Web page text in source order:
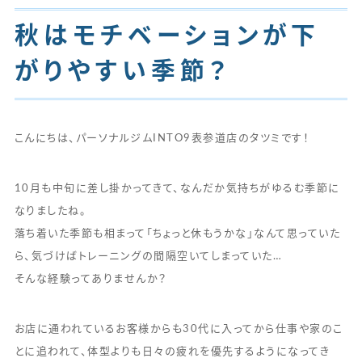
秋はモチベーションが下
がりやすい季節？
こんにちは、パーソナルジムINTO9表参道店のタツミです！
10月も中旬に差し掛かってきて、なんだか気持ちがゆるむ季節に
なりましたね。
落ち着いた季節も相まって「ちょっと休もうかな」なんて思っていた
ら、気づけばトレーニングの間隔空いてしまっていた…
そんな経験ってありませんか？
お店に通われているお客様からも30代に入ってから仕事や家のこ
とに追われて、体型よりも日々の疲れを優先するようになってき